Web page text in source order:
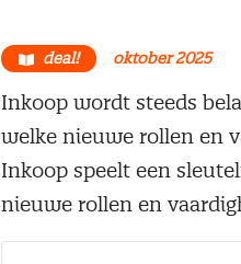
deal! oktober 2025
Inkoop wordt steeds
welke nieuwe rollen en
Inkoop speelt een
nieuwe rollen en